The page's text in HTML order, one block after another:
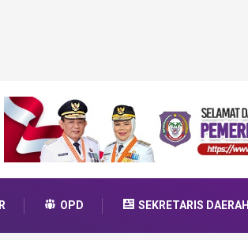
OPD SEKRETARIS DAERAH